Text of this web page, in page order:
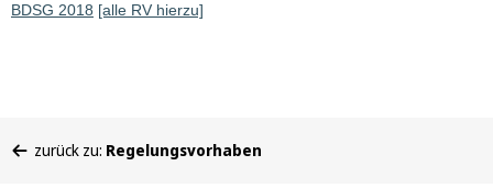
BDSG 2018 [alle RV hierzu]
befinden
zurück zu: Regelungsvorhaben